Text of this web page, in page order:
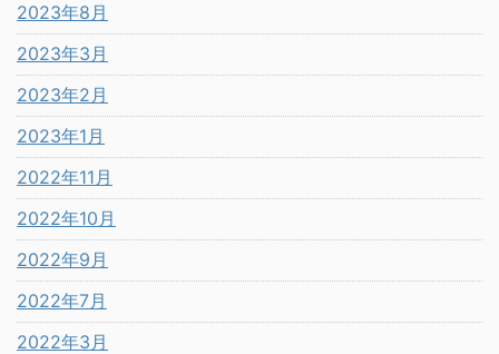
2023年8月
2023年3月
2023年2月
2023年1月
2022年11月
2022年10月
2022年9月
2022年7月
2022年3月